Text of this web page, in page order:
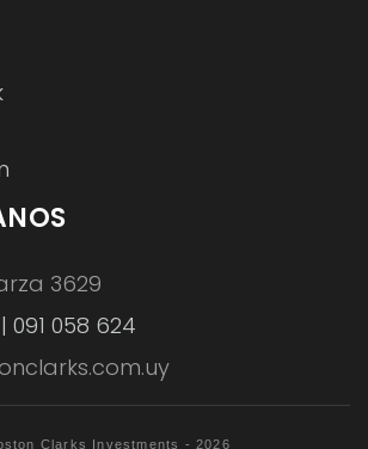
3629
091 058 624